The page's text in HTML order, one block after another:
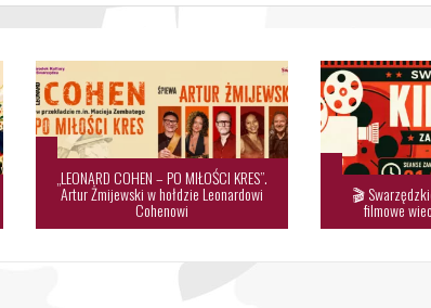
„LEONARD COHEN – PO MIŁOŚCI KRES”.
Artur Żmijewski w hołdzie Leonardowi
Cohenowi
🎬
filmowe